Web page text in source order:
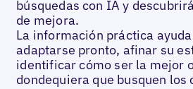
búsquedas con IA y
de mejora.
La información práctica
adaptarse pronto, afinar su
identificar cómo ser la mejor
dondequiera que busquen los